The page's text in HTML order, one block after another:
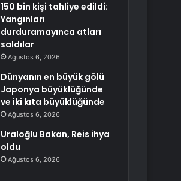
150 bin kişi tahliye edildi:
Yangınları
durduramayınca atları
saldılar
Ağustos 6, 2026
Dünyanın en büyük gölü
Japonya büyüklüğünde
ve iki kıta büyüklüğünde
Ağustos 6, 2026
Uraloğlu Bakan, Reis ihya
oldu
Ağustos 6, 2026